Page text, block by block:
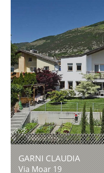
GARNI CLAUDIA
Via Moar 19